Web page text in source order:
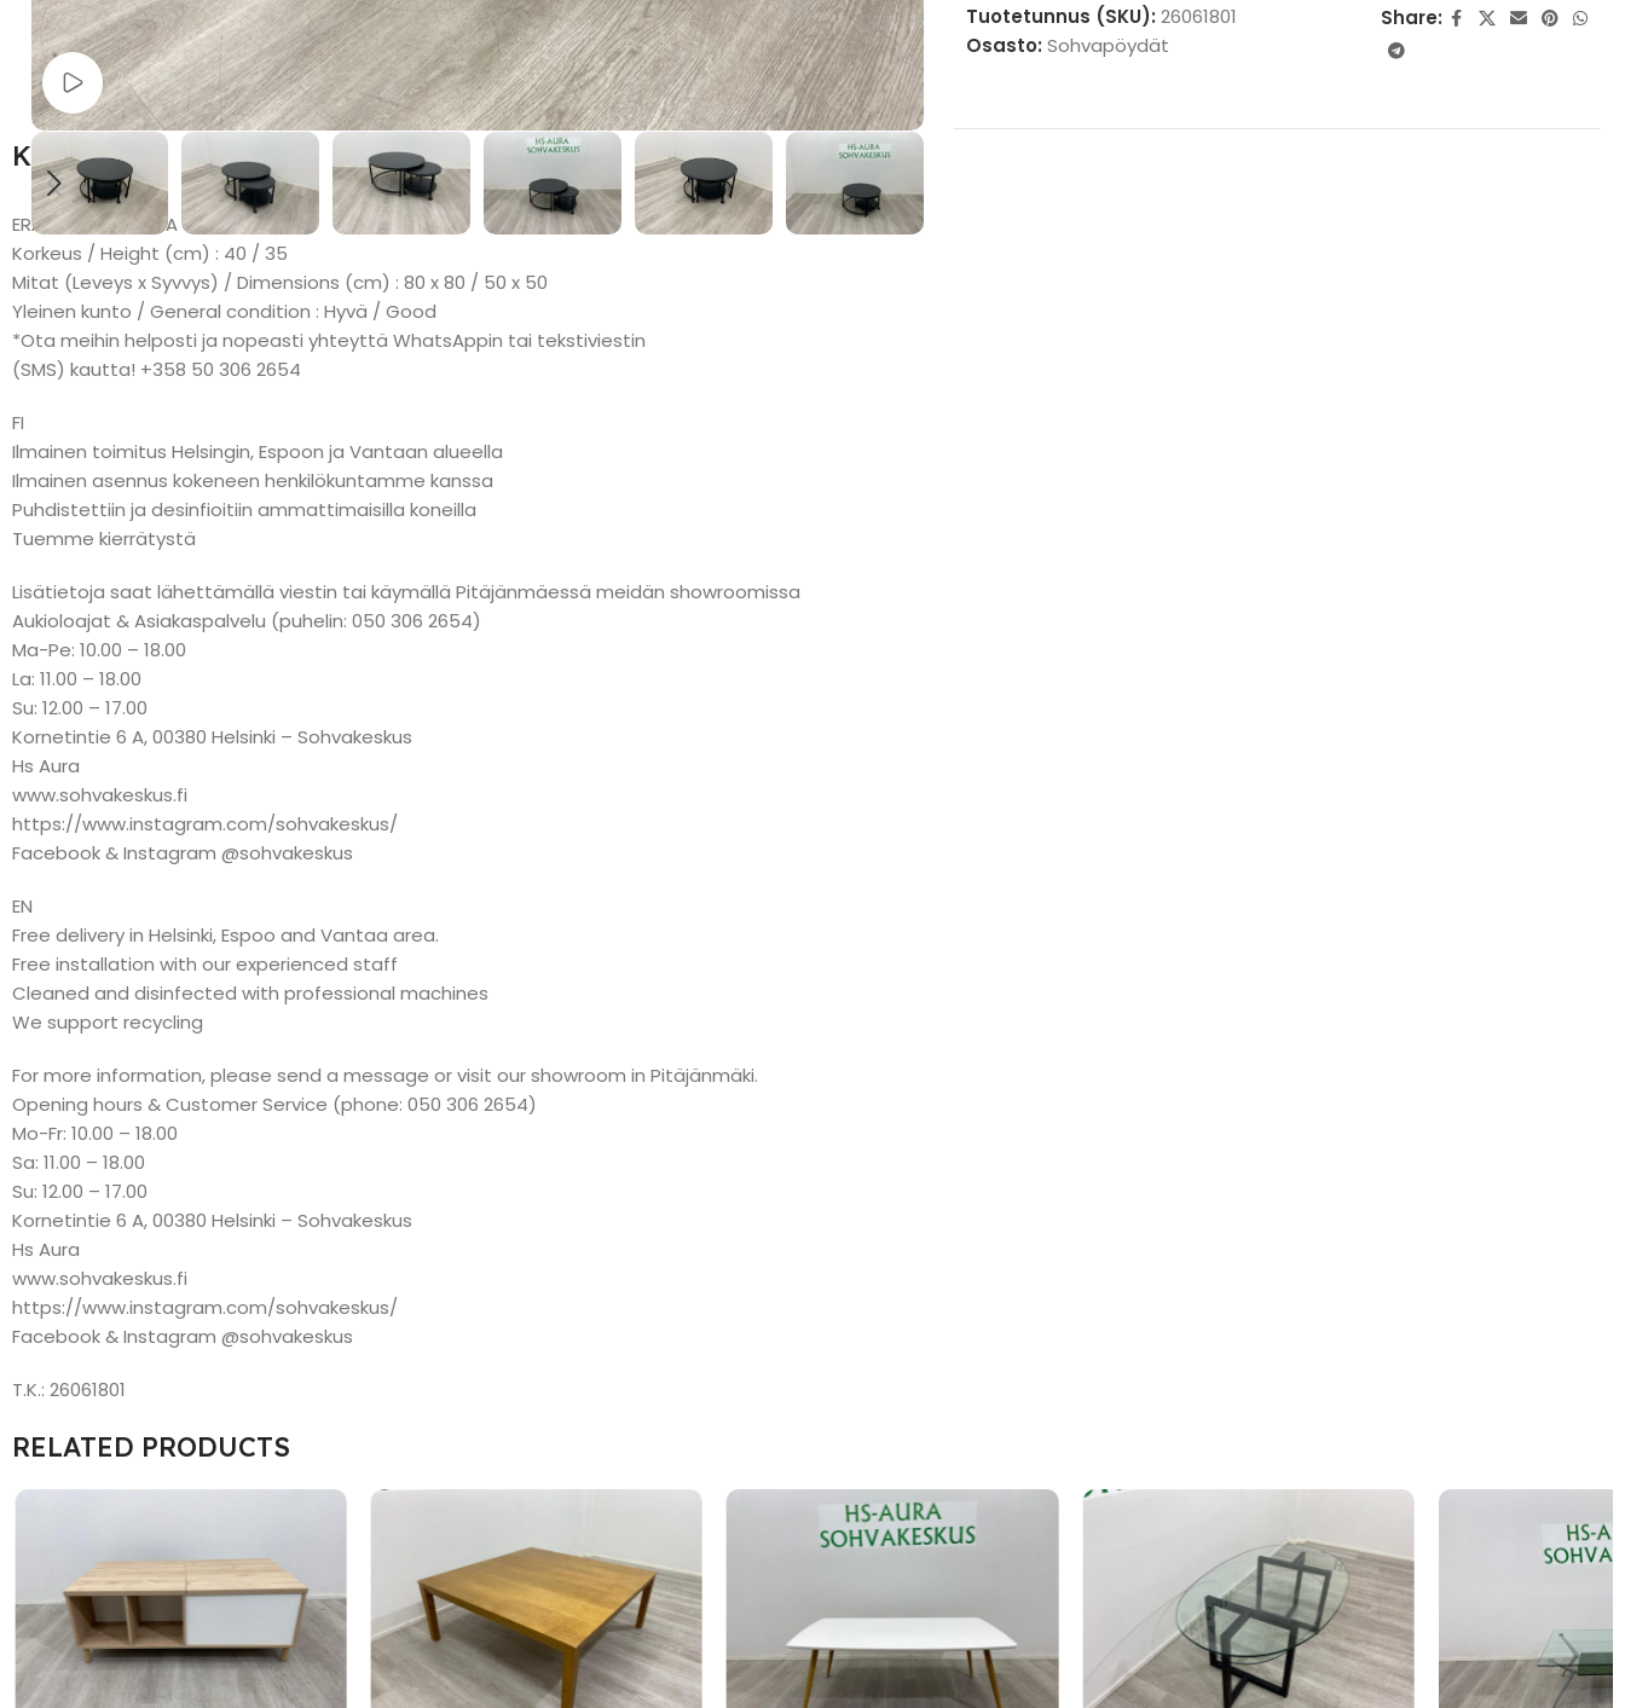
Watch video
Tuotetunnus (SKU):26061801
Osasto: Sohvapöydät
Share:
Kuvaus
ERÄMAKSU: KLARNA
Korkeus / Height (cm) : 40 / 35
Mitat (Leveys x Syvvys) / Dimensions (cm) : 80 x 80 / 50 x 50
Yleinen kunto / General condition : Hyvä / Good
*Ota meihin helposti ja nopeasti yhteyttä WhatsAppin tai tekstiviestin
(SMS) kautta! +358 50 306 2654
FI
Ilmainen toimitus Helsingin, Espoon ja Vantaan alueella
Ilmainen asennus kokeneen henkilökuntamme kanssa
Puhdistettiin ja desinfioitiin ammattimaisilla koneilla
Tuemme kierrätystä
Lisätietoja saat lähettämällä viestin tai käymällä Pitäjänmäessä meidän showroomissa
Aukioloajat & Asiakaspalvelu (puhelin: 050 306 2654)
Ma-Pe: 10.00 – 18.00
La: 11.00 – 18.00
Su: 12.00 – 17.00
Kornetintie 6 A, 00380 Helsinki – Sohvakeskus
Hs Aura
www.sohvakeskus.fi
https://www.instagram.com/sohvakeskus/
Facebook & Instagram @sohvakeskus
EN
Free delivery in Helsinki, Espoo and Vantaa area.
Free installation with our experienced staff
Cleaned and disinfected with professional machines
We support recycling
For more information, please send a message or visit our showroom in Pitäjänmäki.
Opening hours & Customer Service (phone: 050 306 2654)
Mo-Fr: 10.00 – 18.00
Sa: 11.00 – 18.00
Su: 12.00 – 17.00
Kornetintie 6 A, 00380 Helsinki – Sohvakeskus
Hs Aura
www.sohvakeskus.fi
https://www.instagram.com/sohvakeskus/
Facebook & Instagram @sohvakeskus
T.K.: 26061801
RELATED PRODUCTS